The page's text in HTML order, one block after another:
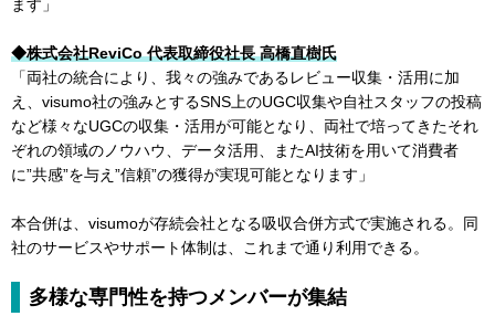
ます」
◆株式会社ReviCo 代表取締役社長 高橋直樹氏
「両社の統合により、我々の強みであるレビュー収集・活用に加
え、visumo社の強みとするSNS上のUGC収集や自社スタッフの投稿
など様々なUGCの収集・活用が可能となり、両社で培ってきたそれ
ぞれの領域のノウハウ、データ活用、またAI技術を用いて消費者
に”共感”を与え”信頼”の獲得が実現可能となります」
本合併は、visumoが存続会社となる吸収合併方式で実施される。同
社のサービスやサポート体制は、これまで通り利用できる。
多様な専門性を持つメンバーが集結